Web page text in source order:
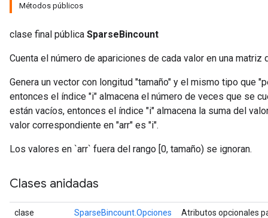
Métodos públicos
clase final pública SparseBincount
Cuenta el número de apariciones de cada valor en una matriz
Genera un vector con longitud "tamaño" y el mismo tipo que
entonces el índice "i" almacena el número de veces que se
están vacíos, entonces el índice "i" almacena la suma del
valor correspondiente en "arr" es "i".
Los valores en `arr` fuera del rango [0, tamaño) se ignoran.
Clases anidadas
clase SparseBincount.Opciones Atributos opcionales